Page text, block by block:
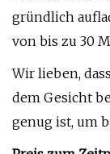
gründlich
von bis zu 30
Wir lieben,
dem Gesicht
genug ist, um